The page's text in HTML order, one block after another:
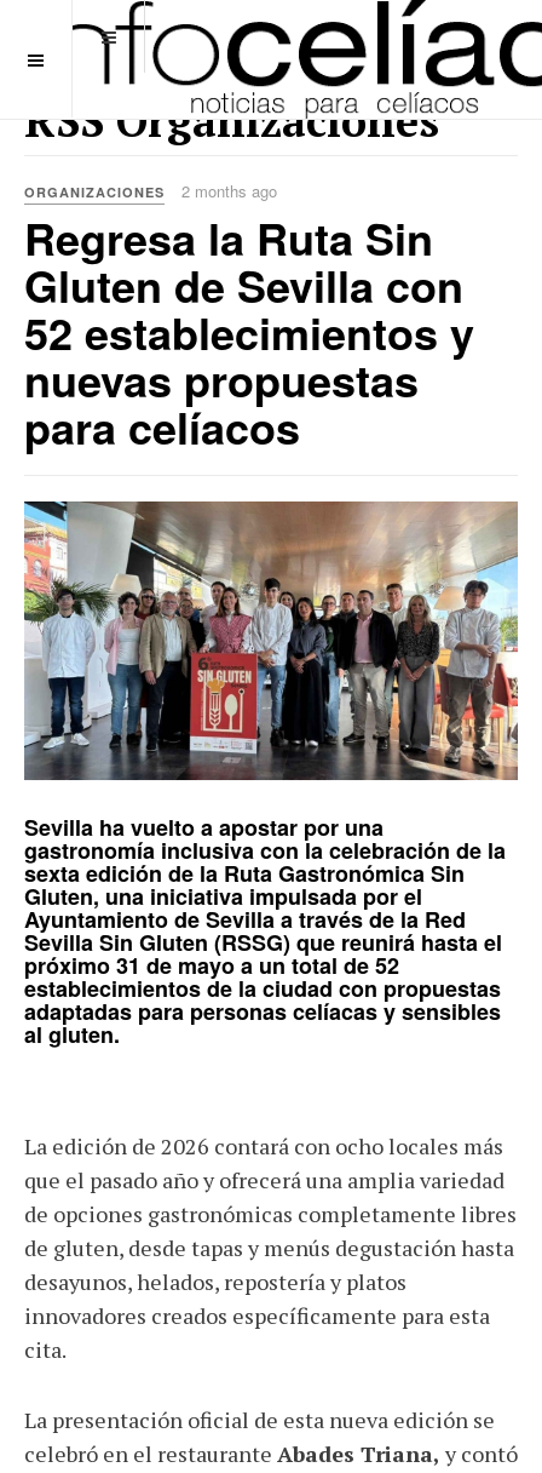
RSS Organizaciones
ORGANIZACIONES 2 months ago
Regresa la Ruta Sin
Gluten de Sevilla con
52 establecimientos y
nuevas propuestas
para celíacos
Sevilla ha vuelto a apostar por una
gastronomía inclusiva con la celebración de la
sexta edición de la Ruta Gastronómica Sin
Gluten, una iniciativa impulsada por el
Ayuntamiento de Sevillaa través de la Red
Sevilla Sin Gluten (RSSG)que reunirá hasta el
próximo 31 de mayo a un total de 52
establecimientos de la ciudad con propuestas
adaptadas para personascelíacasy sensibles
al gluten.
La edición de 2026 contará con ocho locales más
que el pasado año y ofrecerá una amplia variedad
de opciones gastronómicas completamente libres
de gluten, desde tapas y menús degustación hasta
desayunos, helados, repostería y platos
innovadores creados específicamente para esta
cita.
La presentación oficial de esta nueva edición se
celebró en el restaurante Abades Triana, y contó